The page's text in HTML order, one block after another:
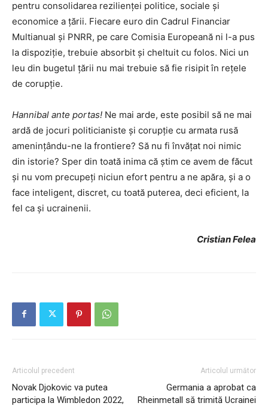
pentru consolidarea rezilienței politice, sociale și
economice a țării. Fiecare euro din Cadrul Financiar
Multianual și PNRR, pe care Comisia Europeană ni l-a pus
la dispoziție, trebuie absorbit și cheltuit cu folos. Nici un
leu din bugetul țării nu mai trebuie să fie risipit în rețele
de corupție.
Hannibal ante portas! Ne mai arde, este posibil să ne mai
ardă de jocuri politicianiste și corupție cu armata rusă
amenințându-ne la frontiere? Să nu fi învățat noi nimic
din istorie? Sper din toată inima că știm ce avem de făcut
și nu vom precupeți niciun efort pentru a ne apăra, și a o
face inteligent, discret, cu toată puterea, deci eficient, la
fel ca și ucrainenii.
Cristian Felea
Articolul precedent
Novak Djokovic va putea
participa la Wimbledon 2022,
Articolul următor
Germania a aprobat ca
Rheinmetall să trimită Ucrainei